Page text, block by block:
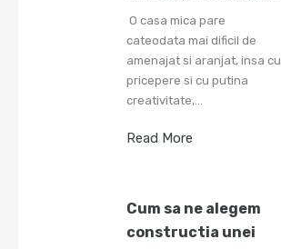
O casa mica pare
cateodata mai dificil de
amenajat si aranjat, insa cu
pricepere si cu putina
creativitate,…
Read More
Cum sa ne alegem
constructia unei